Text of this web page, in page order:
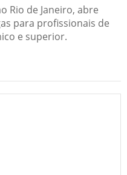
Rio de Janeiro, abre
para profissionais de
e superior.